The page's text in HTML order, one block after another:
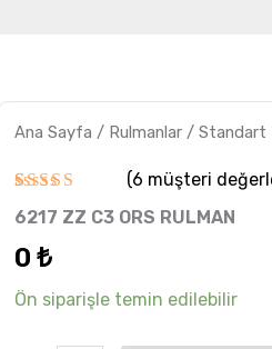
Ana Sayfa / Rulmanlar /Standart
6müşteri
puanına
5 üzerinden
aldı
(6 müşteri
6217 ZZ C3 ORS RULMAN
0₺
Ön siparişle temin edilebilir
ZZ
ORS
adet